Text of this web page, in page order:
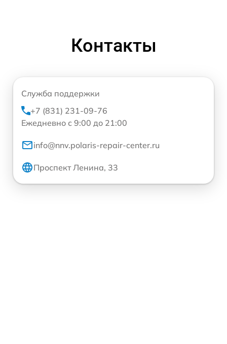
Контакты
Служба поддержки
+7 (831) 231-09-76
Ежедневно с 9:00 до 21:00
info@nnv.polaris-repair-center.ru
Проспект Ленина, 33